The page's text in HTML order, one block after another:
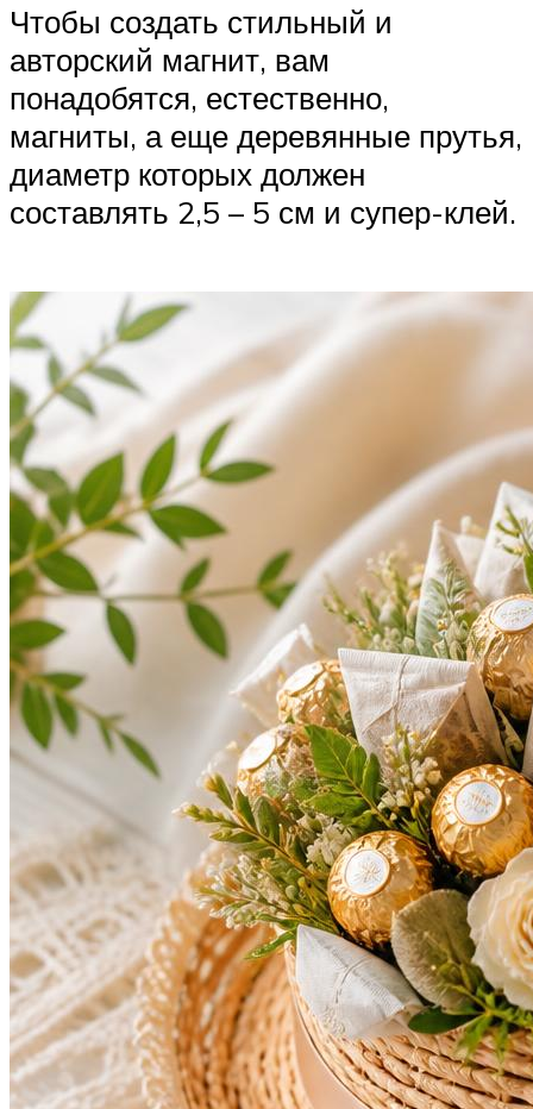
Чтобы создать стильный и
авторский магнит, вам
понадобятся, естественно,
магниты, а еще деревянные прутья,
диаметр которых должен
составлять 2,5 – 5 см и супер-клей.